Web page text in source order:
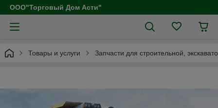
ООО"Торговый Дом Асти"
Товары и услуги Запчасти для строительной,